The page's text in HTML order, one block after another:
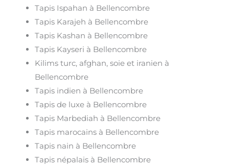
Tapis Ispahan à Bellencombre
Tapis Karajeh à Bellencombre
Tapis Kashan à Bellencombre
Tapis Kayseri à Bellencombre
Kilims turc, afghan, soie et iranien à
Bellencombre
Tapis indien à Bellencombre
Tapis de luxe à Bellencombre
Tapis Marbediah à Bellencombre
Tapis marocains à Bellencombre
Tapis nain à Bellencombre
Tapis népalais à Bellencombre